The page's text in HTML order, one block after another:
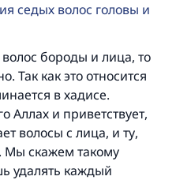
седых волос головы и
волос бороды и лица, то
как это относится
в хадисе.
Аллах и приветствует,
волосы с лица, и ту,
Мы скажем такому
удалять каждый